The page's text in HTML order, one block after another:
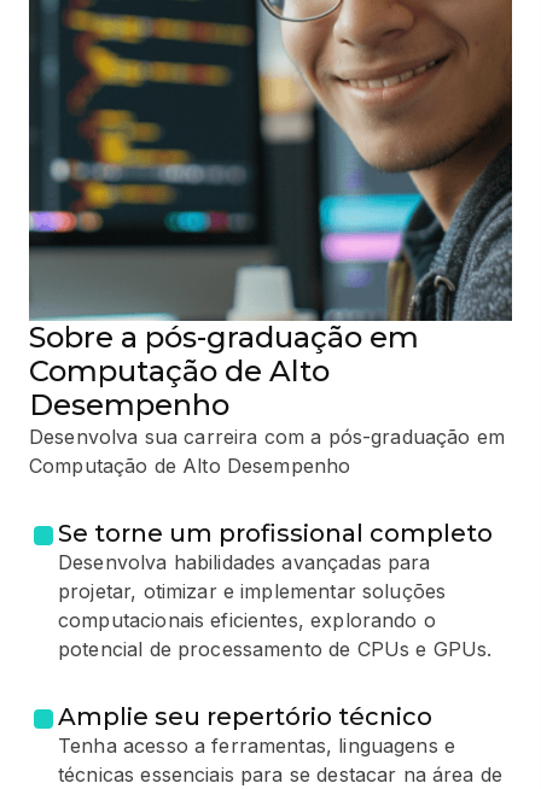
Sobre a pós-graduação em
Computação de Alto
Desempenho
Desenvolva sua carreira com a pós-graduação em
Computação de Alto Desempenho
Se torne um profissional completo
Desenvolva habilidades avançadas para
projetar, otimizar e implementar soluções
computacionais eficientes, explorando o
potencial de processamento de CPUs e GPUs.
Amplie seu repertório técnico
Tenha acesso a ferramentas, linguagens e
técnicas essenciais para se destacar na área de